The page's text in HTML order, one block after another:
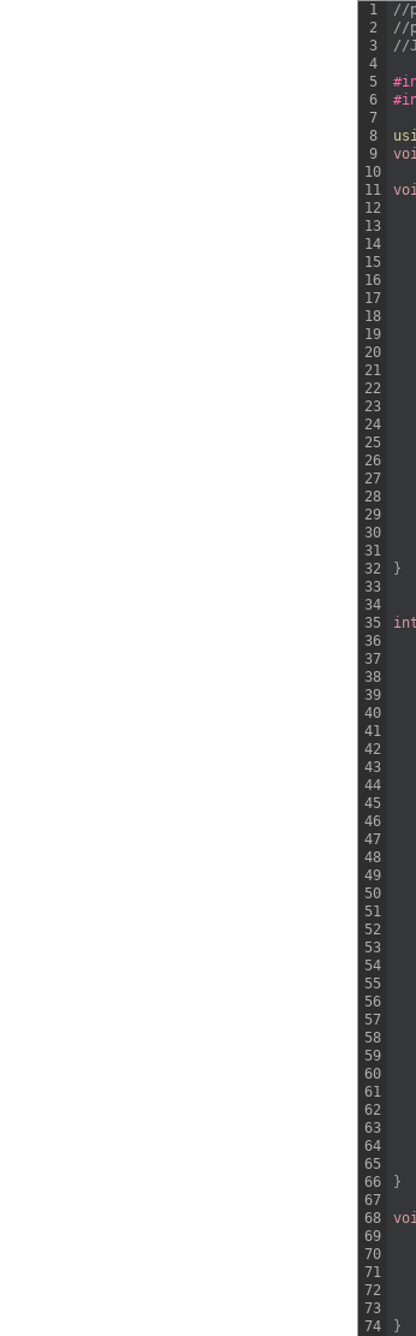
1
2
3
4
5
6
7
8
9
10
11
12
13
14
15
16
17
18
19
20
21
22
23
24
25
26
27
28
29
30
31
32
33
34
35
36
37
38
39
40
41
42
43
44
45
46
47
48
49
50
51
52
53
54
55
56
57
58
59
60
61
62
63
64
65
66
67
68
69
70
71
72
73
74
//
//
//
}
int
}
}